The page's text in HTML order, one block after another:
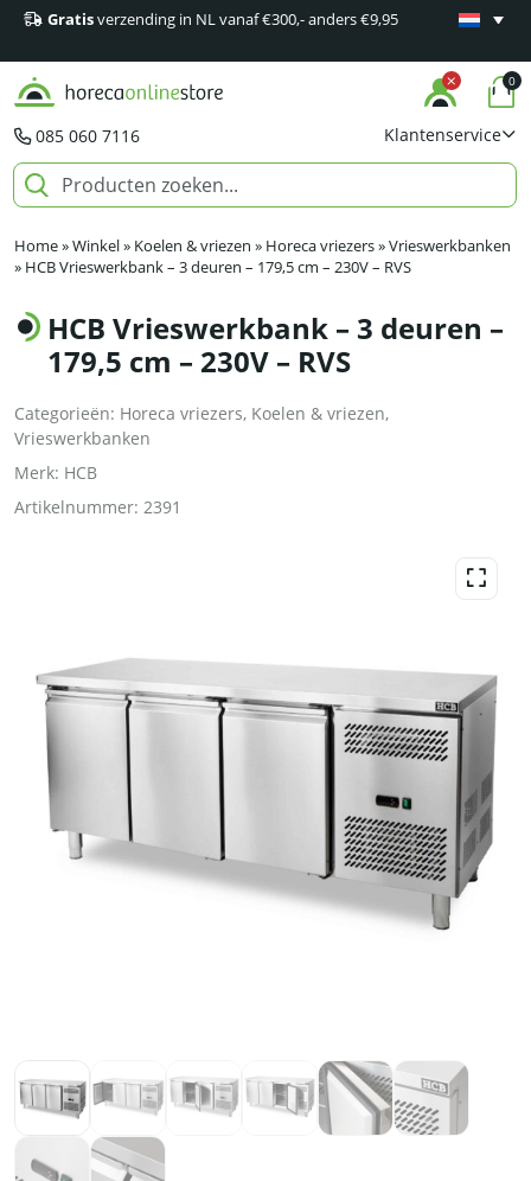
Gratisverzending in NL vanaf €300,- anders €9,95
Minimaal
085 060 7116 Klantenservice
0
Home»Winkel» Koelen & vriezen » Horeca vriezers»Vrieswerkbanken
» HCB Vrieswerkbank – 3 deuren – 179,5 cm – 230V – RVS
HCB Vrieswerkbank – 3 deuren –
179,5 cm – 230V – RVS
Categorieën: Horeca vriezers, Koelen & vriezen,
Vrieswerkbanken
Merk: HCB
Artikelnummer: 2391